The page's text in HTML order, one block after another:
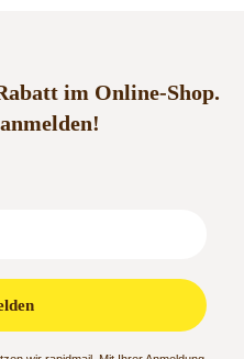
im Online-Shop.